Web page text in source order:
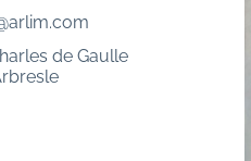
de Gaulle